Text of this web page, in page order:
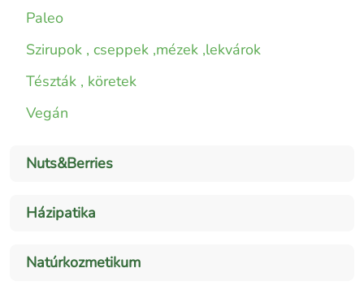
Paleo
Szirupok , cseppek ,mézek ,lekvárok
Tészták , köretek
Vegán
Nuts&Berries
Házipatika
Natúrkozmetikum